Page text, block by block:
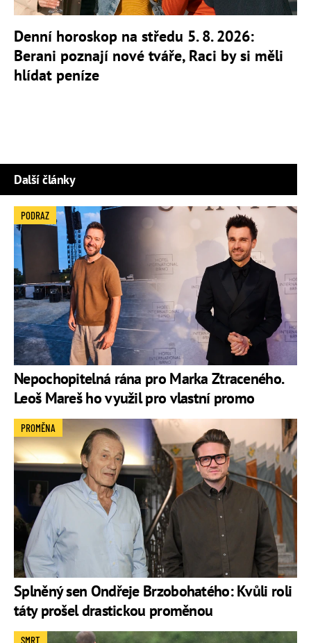
Denní horoskop na středu 5. 8. 2026:
Berani poznají nové tváře, Raci by si měli
hlídat peníze
Další články
Nepochopitelná rána pro Marka Ztraceného.
Leoš Mareš ho využil pro vlastní promo
PODRAZ
Splněný sen Ondřeje Brzobohatého: Kvůli roli
táty prošel drastickou proměnou
PROMĚNA
SMRT